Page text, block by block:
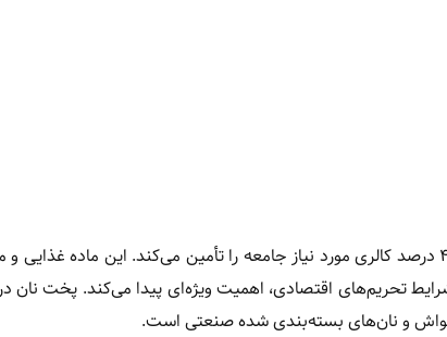
به عنوان قوت غالب مردم ایران روزانه بیش از ۴۰ درصد کالری مورد نیاز جامعه را تأمین
تحریم‌های اقتصادی، اهمیت ویژه‌ای پیدا می‌کند. پخت
لواش و نان‌های بسته‌بندی شده صنعتی است.